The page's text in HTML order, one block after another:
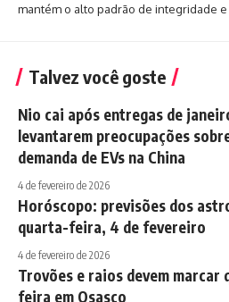
mantém o alto padrão de integridade
Talvez você goste
Nio cai após entregas de
levantarem preocupações
demanda de EVs na China
4 de fevereiro de 2026
Horóscopo: previsões dos
quarta-feira, 4 de fevereiro
4 de fevereiro de 2026
Trovões e raios devem marcar
feira em Osasco